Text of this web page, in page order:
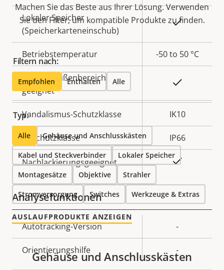
Lokaler Speicher
(Speicherkarteneinschub)
Ja
Betriebstemperatur -50 to 50 °C
Für den Außenbereich
geeignet
Vandalismus-Schutzklasse IK10
IP-Schutzklasse IP66
Nachlackierungsgeeignet
Analysefunktionen
Eigentumsbeschreibung Eigentumswert
Autotracking-Version -
Orientierungshilfe -
Machen Sie das Beste aus Ihrer Lösung. Verwenden
Sie den Filter, um kompatible Produkte zu finden.
Filtern nach:
Empfohlen Enthalten Alle
Typ:
Alle Gehäuse und Anschlusskästen
Kabel und Steckverbinder Lokaler Speicher
Montagesätze Objektive Strahler
Stromversorgung Switches Werkzeuge & Extras
AUSLAUFPRODUKTE ANZEIGEN
Gehäuse und Anschlusskästen